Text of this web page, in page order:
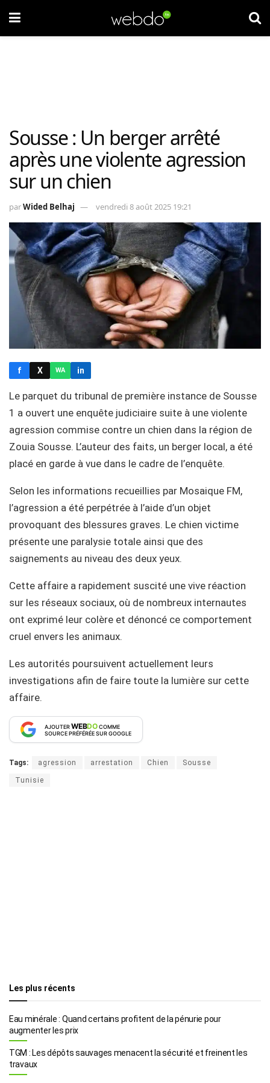
Sousse : Un berger arrêté
après une violente agression
sur un chien
parWided Belhaj vendredi 8 août 2025 19:21
f X WA in
Le parquet du tribunal de première instance de Sousse
1 a ouvert une enquête judiciaire suite à une violente
agression commise contre un chien dans la région de
Zouia Sousse. L’auteur des faits, un berger local, a été
placé en garde à vue dans le cadre de l’enquête.
Selon les informations recueillies par Mosaique FM,
l’agression a été perpétrée à l’aide d’un objet
provoquant des blessures graves. Le chien victime
présente une paralysie totale ainsi que des
saignements au niveau des deux yeux.
Cette affaire a rapidement suscité une vive réaction
sur les réseaux sociaux, où de nombreux internautes
ont exprimé leur colère et dénoncé ce comportement
cruel envers les animaux.
Les autorités poursuivent actuellement leurs
investigations afin de faire toute la lumière sur cette
affaire.
AJOUTERWEBDOCOMME
SOURCE PRÉFÉRÉE SUR GOOGLE
Tags: agression arrestation Chien Sousse
Tunisie
Les plus récents
Eau minérale : Quand certains profitent de la pénurie pour
augmenter les prix
TGM : Les dépôts sauvages menacent la sécurité et freinent les
travaux